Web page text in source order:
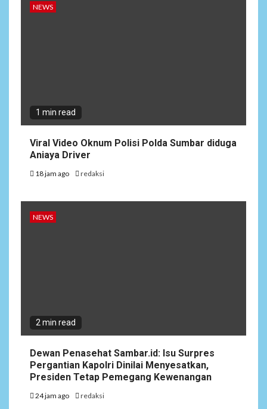
NEWS
1 min read
Viral Video Oknum Polisi Polda Sumbar diduga
Aniaya Driver
18 jam ago redaksi
NEWS
2 min read
Dewan Penasehat Sambar.id: Isu Surpres
Pergantian Kapolri Dinilai Menyesatkan,
Presiden Tetap Pemegang Kewenangan
24 jam ago redaksi